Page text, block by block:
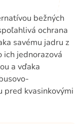
bežných
ochrana
savému jadru z
jednorazová
a vďaka
pred kvasinkovými